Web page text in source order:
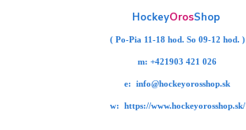
HockeyOrosShop
( Po-Pia 11-18 hod. So 09-12 hod. )
m: +421903 421 026
e: info@hockeyorosshop.sk
w: https://www.hockeyorosshop.sk/